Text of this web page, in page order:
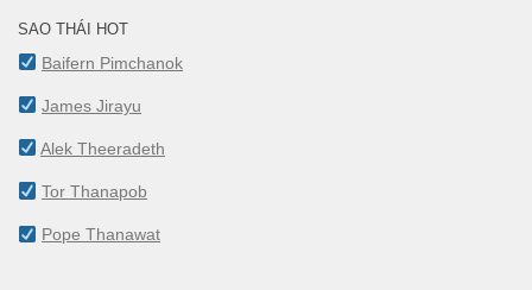
SAO THÁI HOT
Baifern Pimchanok
James Jirayu
Alek Theeradeth
Tor Thanapob
Pope Thanawat